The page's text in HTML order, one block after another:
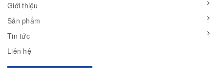
Giới thiệu
Sản phẩm
Tin tức
Liên hệ